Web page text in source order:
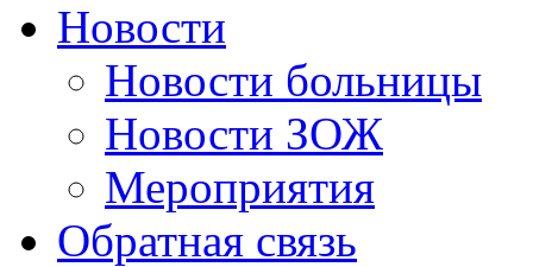
Новости
Новости больницы
Новости ЗОЖ
Мероприятия
Обратная связь